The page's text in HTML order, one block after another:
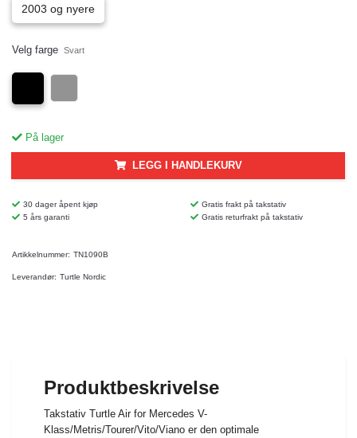
2003 og nyere
Velg farge Svart
På lager
LEGG I HANDLEKURV
30 dager åpent kjøp
Gratis frakt på takstativ
5 års garanti
Gratis returfrakt på takstativ
Artikkelnummer: TN1090B
Leverandør: Turtle Nordic
Produktbeskrivelse
Takstativ Turtle Air for Mercedes V-
Klass/Metris/Tourer/Vito/Viano er den optimale